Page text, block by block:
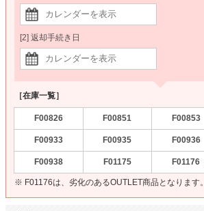
[2] 返却手続き日
［在庫一覧］
F00826 F00851 F00853
F00933 F00935 F00936
F00938 F01175 F01176
※ F01176は、劣化のあるOUTLET商品となります。